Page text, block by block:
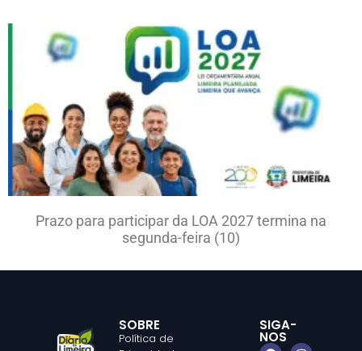
Prazo para participar da LOA 2027 termina na
segunda-feira (10)
SOBRE
Política de
SIGA-
NOS